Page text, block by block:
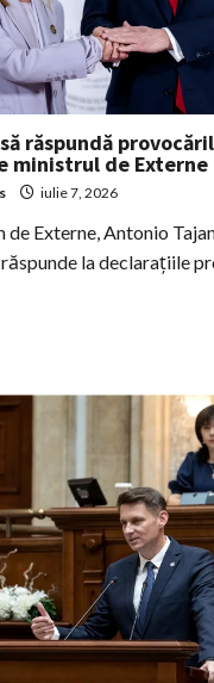
răspundă
ministrul de Externe
iulie 7, 2026
Externe, Antonio
la declarațiile